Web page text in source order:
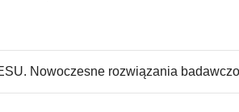
Nowoczesne rozwiązania badawczo-